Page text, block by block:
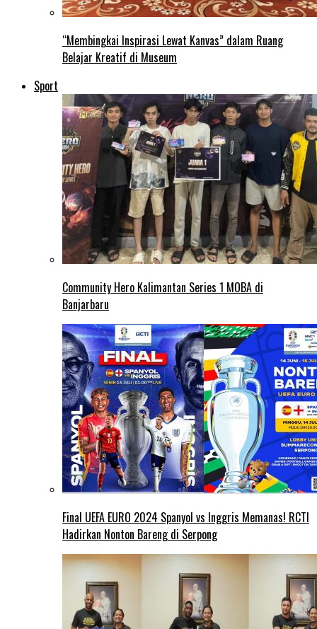
“Membingkai Inspirasi Lewat Kanvas” dalam Ruang
Belajar Kreatif di Museum
Sport
Community Hero Kalimantan Series 1 MOBA di
Banjarbaru
Final UEFA EURO 2024 Spanyol vs Inggris Memanas! RCTI
Hadirkan Nonton Bareng di Serpong